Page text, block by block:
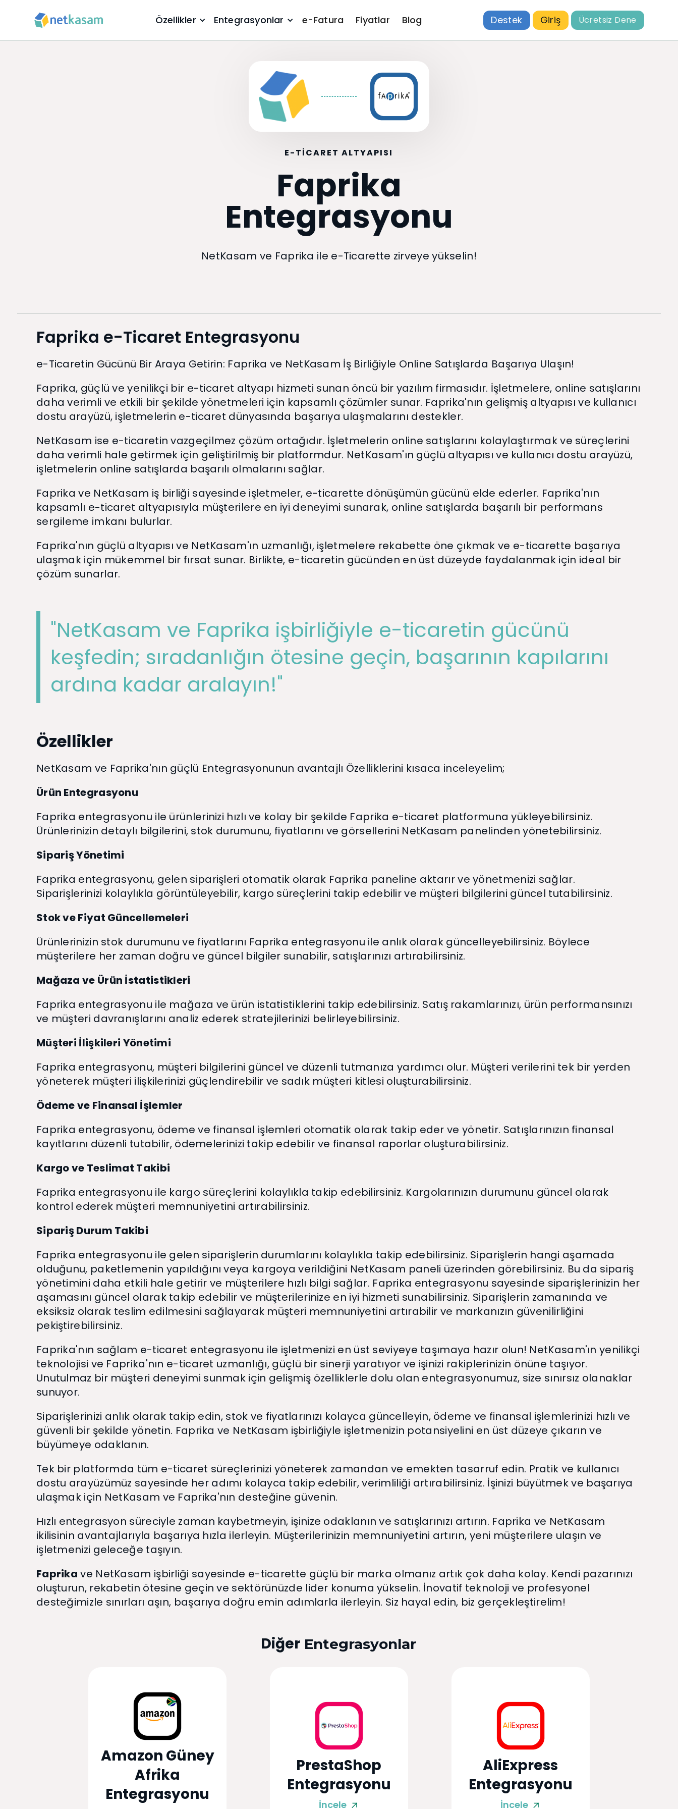
Özellikler Entegrasyonlar e-Fatura Fiyatlar Blog Destek Giriş Ücretsiz Dene
E-TICARET ALTYAPISI
Faprika
Entegrasyonu
NetKasam ve Faprika ile e-Ticarette zirveye yükselin!
Faprika e-Ticaret Entegrasyonu
e-Ticaretin Gücünü Bir Araya Getirin: Faprika ve NetKasam İş Birliğiyle Online Satışlarda Başarıya Ulaşın!
Faprika, güçlü ve yenilikçi bir e-ticaret altyapı hizmeti sunan öncü bir yazılım firmasıdır. İşletmelere, online satışlarını
daha verimli ve etkili bir şekilde yönetmeleri için kapsamlı çözümler sunar. Faprika'nın gelişmiş altyapısı ve kullanıcı
dostu arayüzü, işletmelerin e-ticaret dünyasında başarıya ulaşmalarını destekler.
NetKasam ise e-ticaretin vazgeçilmez çözüm ortağıdır. İşletmelerin online satışlarını kolaylaştırmak ve süreçlerini
daha verimli hale getirmek için geliştirilmiş bir platformdur. NetKasam'ın güçlü altyapısı ve kullanıcı dostu arayüzü,
işletmelerin online satışlarda başarılı olmalarını sağlar.
Faprika ve NetKasam iş birliği sayesinde işletmeler, e-ticarette dönüşümün gücünü elde ederler. Faprika'nın
kapsamlı e-ticaret altyapısıyla müşterilere en iyi deneyimi sunarak, online satışlarda başarılı bir performans
sergileme imkanı bulurlar.
Faprika'nın güçlü altyapısı ve NetKasam'ın uzmanlığı, işletmelere rekabette öne çıkmak ve e-ticarette başarıya
ulaşmak için mükemmel bir fırsat sunar. Birlikte, e-ticaretin gücünden en üst düzeyde faydalanmak için ideal bir
çözüm sunarlar.
"NetKasam ve Faprika işbirliğiyle e-ticaretin gücünü
keşfedin; sıradanlığın ötesine geçin, başarının kapılarını
ardına kadar aralayın!"
Özellikler
NetKasam ve Faprika'nın güçlü Entegrasyonunun avantajlı Özelliklerini kısaca inceleyelim;
Ürün Entegrasyonu
Faprika entegrasyonu ile ürünlerinizi hızlı ve kolay bir şekilde Faprika e-ticaret platformuna yükleyebilirsiniz.
Ürünlerinizin detaylı bilgilerini, stok durumunu, fiyatlarını ve görsellerini NetKasam panelinden yönetebilirsiniz.
Sipariş Yönetimi
Faprika entegrasyonu, gelen siparişleri otomatik olarak Faprika paneline aktarır ve yönetmenizi sağlar.
Siparişlerinizi kolaylıkla görüntüleyebilir, kargo süreçlerini takip edebilir ve müşteri bilgilerini güncel tutabilirsiniz.
Stok ve Fiyat Güncellemeleri
Ürünlerinizin stok durumunu ve fiyatlarını Faprika entegrasyonu ile anlık olarak güncelleyebilirsiniz. Böylece
müşterilere her zaman doğru ve güncel bilgiler sunabilir, satışlarınızı artırabilirsiniz.
Mağaza ve Ürün İstatistikleri
Faprika entegrasyonu ile mağaza ve ürün istatistiklerini takip edebilirsiniz. Satış rakamlarınızı, ürün performansınızı
ve müşteri davranışlarını analiz ederek stratejilerinizi belirleyebilirsiniz.
Müşteri İlişkileri Yönetimi
Faprika entegrasyonu, müşteri bilgilerini güncel ve düzenli tutmanıza yardımcı olur. Müşteri verilerini tek bir yerden
yöneterek müşteri ilişkilerinizi güçlendirebilir ve sadık müşteri kitlesi oluşturabilirsiniz.
Ödeme ve Finansal İşlemler
Faprika entegrasyonu, ödeme ve finansal işlemleri otomatik olarak takip eder ve yönetir. Satışlarınızın finansal
kayıtlarını düzenli tutabilir, ödemelerinizi takip edebilir ve finansal raporlar oluşturabilirsiniz.
Kargo ve Teslimat Takibi
Faprika entegrasyonu ile kargo süreçlerini kolaylıkla takip edebilirsiniz. Kargolarınızın durumunu güncel olarak
kontrol ederek müşteri memnuniyetini artırabilirsiniz.
Sipariş Durum Takibi
Faprika entegrasyonu ile gelen siparişlerin durumlarını kolaylıkla takip edebilirsiniz. Siparişlerin hangi aşamada
olduğunu, paketlemenin yapıldığını veya kargoya verildiğini NetKasam paneli üzerinden görebilirsiniz. Bu da sipariş
yönetimini daha etkili hale getirir ve müşterilere hızlı bilgi sağlar. Faprika entegrasyonu sayesinde siparişlerinizin her
aşamasını güncel olarak takip edebilir ve müşterilerinize en iyi hizmeti sunabilirsiniz. Siparişlerin zamanında ve
eksiksiz olarak teslim edilmesini sağlayarak müşteri memnuniyetini artırabilir ve markanızın güvenilirliğini
pekiştirebilirsiniz.
Faprika'nın sağlam e-ticaret entegrasyonu ile işletmenizi en üst seviyeye taşımaya hazır olun! NetKasam'ın yenilikçi
teknolojisi ve Faprika'nın e-ticaret uzmanlığı, güçlü bir sinerji yaratıyor ve işinizi rakiplerinizin önüne taşıyor.
Unutulmaz bir müşteri deneyimi sunmak için gelişmiş özelliklerle dolu olan entegrasyonumuz, size sınırsız olanaklar
sunuyor.
Siparişlerinizi anlık olarak takip edin, stok ve fiyatlarınızı kolayca güncelleyin, ödeme ve finansal işlemlerinizi hızlı ve
güvenli bir şekilde yönetin. Faprika ve NetKasam işbirliğiyle işletmenizin potansiyelini en üst düzeye çıkarın ve
büyümeye odaklanın.
Tek bir platformda tüm e-ticaret süreçlerinizi yöneterek zamandan ve emekten tasarruf edin. Pratik ve kullanıcı
dostu arayüzümüz sayesinde her adımı kolayca takip edebilir, verimliliği artırabilirsiniz. İşinizi büyütmek ve başarıya
ulaşmak için NetKasam ve Faprika'nın desteğine güvenin.
Hızlı entegrasyon süreciyle zaman kaybetmeyin, işinize odaklanın ve satışlarınızı artırın. Faprika ve NetKasam
ikilisinin avantajlarıyla başarıya hızla ilerleyin. Müşterilerinizin memnuniyetini artırın, yeni müşterilere ulaşın ve
işletmenizi geleceğe taşıyın.
Faprika ve NetKasam işbirliği sayesinde e-ticarette güçlü bir marka olmanız artık çok daha kolay. Kendi pazarınızı
oluşturun, rekabetin ötesine geçin ve sektörünüzde lider konuma yükselin. İnovatif teknoloji ve profesyonel
desteğimizle sınırları aşın, başarıya doğru emin adımlarla ilerleyin. Siz hayal edin, biz gerçekleştirelim!
DiğerEntegrasyonlar
Amazon Güney
Afrika
Entegrasyonu
PrestaShop
Entegrasyonu
İncele
AliExpress
Entegrasyonu
İncele